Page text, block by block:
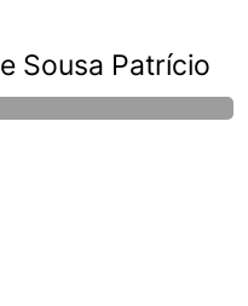
Sousa Patrício